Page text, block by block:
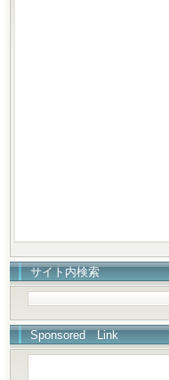
サイト内検索
Sponsored Link